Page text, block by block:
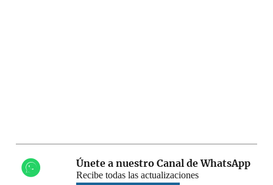
Únete a nuestro Canal de WhatsApp
Recibe todas las actualizaciones